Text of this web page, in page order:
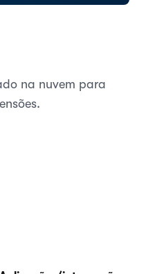
na nuvem para